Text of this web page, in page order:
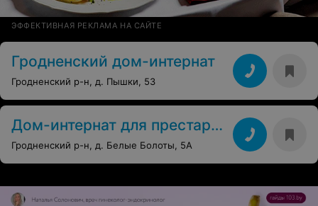
ЭФФЕКТИВНАЯ РЕКЛАМА НА САЙТЕ
Гродненский дом-интернат
Гродненский р-н, д. Пышки, 53
Дом-интернат для престарелых, инвалидов общего типа
Гродненский р-н, д. Белые Болоты, 5А